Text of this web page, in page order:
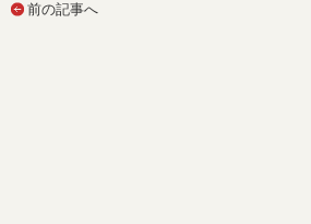
前の記事へ